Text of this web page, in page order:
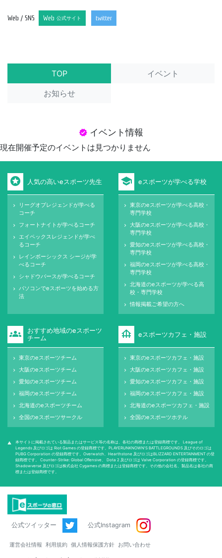
Web / SNS Web 公式サイト twitter
TOP
イベント
お知らせ
verified イベント情報
現在開催予定のイベントは見つかりません
stars 人気の高いeスポーツ先生
keyboard_arrow_right
リーグオブレジェンドが学べる
コーチ
keyboard_arrow_right フォートナイトが学べるコーチ
keyboard_arrow_right
エイペックスレジェンドが学べ
るコーチ
keyboard_arrow_right
レインボーシックス シージが学
べるコーチ
keyboard_arrow_right シャドウバースが学べるコーチ
keyboard_arrow_right
パソコンでeスポーツを始める方
法
school eスポーツが学べる学校
keyboard_arrow_right
東京のeスポーツが学べる高校・
専門学校
keyboard_arrow_right
大阪のeスポーツが学べる高校・
専門学校
keyboard_arrow_right
愛知のeスポーツが学べる高校・
専門学校
keyboard_arrow_right
福岡のeスポーツが学べる高校・
専門学校
keyboard_arrow_right
北海道のeスポーツが学べる高
校・専門学校
keyboard_arrow_right 情報掲載ご希望の方へ
groups
おすすめ地域のeスポーツ
チーム
keyboard_arrow_right 東京のeスポーツチーム
keyboard_arrow_right 大阪のeスポーツチーム
keyboard_arrow_right 愛知のeスポーツチーム
keyboard_arrow_right 福岡のeスポーツチーム
keyboard_arrow_right 北海道のeスポーツチーム
keyboard_arrow_right 全国のeスポーツサークル
foundation eスポーツカフェ・施設
keyboard_arrow_right 東京のeスポーツカフェ・施設
keyboard_arrow_right 大阪のeスポーツカフェ・施設
keyboard_arrow_right 愛知のeスポーツカフェ・施設
keyboard_arrow_right 福岡のeスポーツカフェ・施設
keyboard_arrow_right 北海道のeスポーツカフェ・施設
keyboard_arrow_right 全国のeスポーツホテル
warning
本サイトに掲載されている製品またはサービス等の名称は、各社の商標または登録商標です。 League of
Legends 及びロゴは Riot Games の登録商標です。PLAYERUNKNOWN'S BATTLEGROUNDS 及びそのロゴは
PUBG Corporation の登録商標です。Overwatch、Hearthstone 及びロゴはBLIZZARD ENTERTAINMENT の登
録商標です。 Counter-Strike: Global Oﬀensive、 Dota 2 及びロゴは Valve Corporation の登録商標です。
Shadowverse 及びロゴは株式会社 Cygames の商標または登録商標です。その他の会社名、製品名は各社の商
標または登録商標です。
公式ツイッター 公式Instagram
運営会社情報 利用規約 個人情報保護方針 お問い合わせ